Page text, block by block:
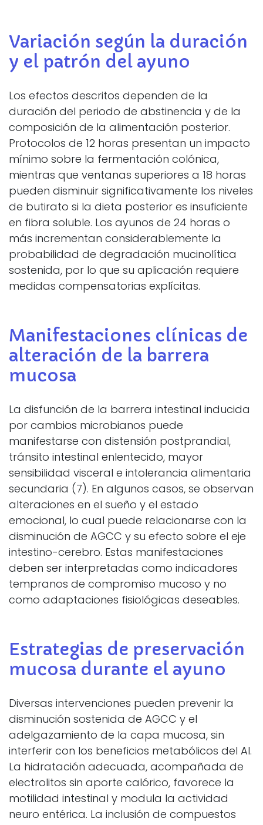
Variación según la duración
y el patrón del ayuno
Los efectos descritos dependen de la
duración del periodo de abstinencia y de la
composición de la alimentación posterior.
Protocolos de 12 horas presentan un impacto
mínimo sobre la fermentación colónica,
mientras que ventanas superiores a 18 horas
pueden disminuir significativamente los niveles
de butirato si la dieta posterior es insuficiente
en fibra soluble. Los ayunos de 24 horas o
más incrementan considerablemente la
probabilidad de degradación mucinolítica
sostenida, por lo que su aplicación requiere
medidas compensatorias explícitas.
Manifestaciones clínicas de
alteración de la barrera
mucosa
La disfunción de la barrera intestinal inducida
por cambios microbianos puede
manifestarse con distensión postprandial,
tránsito intestinal enlentecido, mayor
sensibilidad visceral e intolerancia alimentaria
secundaria (7). En algunos casos, se observan
alteraciones en el sueño y el estado
emocional, lo cual puede relacionarse con la
disminución de AGCC y su efecto sobre el eje
intestino-cerebro. Estas manifestaciones
deben ser interpretadas como indicadores
tempranos de compromiso mucoso y no
como adaptaciones fisiológicas deseables.
Estrategias de preservación
mucosa durante el ayuno
Diversas intervenciones pueden prevenir la
disminución sostenida de AGCC y el
adelgazamiento de la capa mucosa, sin
interferir con los beneficios metabólicos del AI.
La hidratación adecuada, acompañada de
electrolitos sin aporte calórico, favorece la
motilidad intestinal y modula la actividad
neuro entérica. La inclusión de compuestos